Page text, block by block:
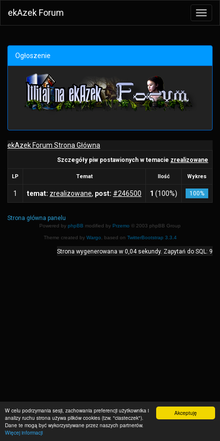
Akceptuję
W celu podrzymania sesji, zachowania preferencji użytkownika i
analizy ruchu strona używa plików cookies (tzw. "ciasteczek").
Dane te mogą być wykorzystywane przez naszych partnerów.
Więcej informacji
ekAzek Forum
Ogłoszenie
ekAzek Forum Strona Główna
Szczegóły piw postawionych w temacie zrealizowane
LP Temat Ilość Wykres
1 temat: zrealizowane, post: #246500 1 (100%) 100%
Strona główna panelu
Powered by phpBB modified by Przemo © 2003 phpBB Group
Theme created by Wargo , based on TwitterBootstrap 3.3.4
Strona wygenerowana w 0,04 sekundy. Zapytań do SQL: 9